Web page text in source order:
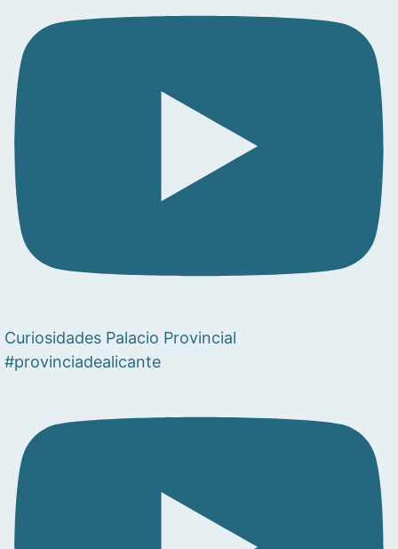
Curiosidades Palacio Provincial
#provinciadealicante